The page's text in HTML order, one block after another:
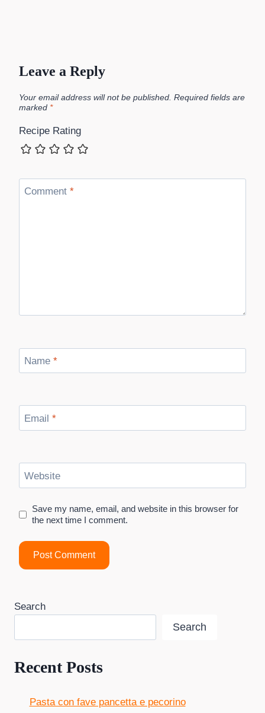
Leave a Reply
Your email address will not be published. Required fields are
marked *
Recipe Rating
Comment *
Name *
Email *
Website
Save my name, email, and website in this browser for
the next time I comment.
Search
Search
Recent Posts
Pasta con fave pancetta e pecorino